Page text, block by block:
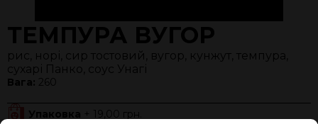
ТЕМПУРА ВУГОР
рис, норі, сир тостовий, вугор, кунжут, темпура,
сухарі Панко, соус Унагі
Вага: 260
Упаковка + 19,00 грн.